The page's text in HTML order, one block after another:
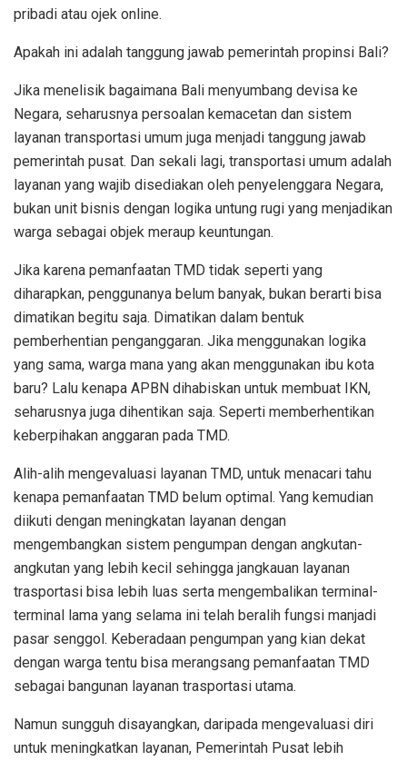
pribadi atau ojek online.
Apakah ini adalah tanggung jawab pemerintah propinsi Bali?
Jika menelisik bagaimana Bali menyumbang devisa ke
Negara, seharusnya persoalan kemacetan dan sistem
layanan transportasi umum juga menjadi tanggung jawab
pemerintah pusat. Dan sekali lagi, transportasi umum adalah
layanan yang wajib disediakan oleh penyelenggara Negara,
bukan unit bisnis dengan logika untung rugi yang menjadikan
warga sebagai objek meraup keuntungan.
Jika karena pemanfaatan TMD tidak seperti yang
diharapkan, penggunanya belum banyak, bukan berarti bisa
dimatikan begitu saja. Dimatikan dalam bentuk
pemberhentian penganggaran. Jika menggunakan logika
yang sama, warga mana yang akan menggunakan ibu kota
baru? Lalu kenapa APBN dihabiskan untuk membuat IKN,
seharusnya juga dihentikan saja. Seperti memberhentikan
keberpihakan anggaran pada TMD.
Alih-alih mengevaluasi layanan TMD, untuk menacari tahu
kenapa pemanfaatan TMD belum optimal. Yang kemudian
diikuti dengan meningkatan layanan dengan
mengembangkan sistem pengumpan dengan angkutan-
angkutan yang lebih kecil sehingga jangkauan layanan
trasportasi bisa lebih luas serta mengembalikan terminal-
terminal lama yang selama ini telah beralih fungsi manjadi
pasar senggol. Keberadaan pengumpan yang kian dekat
dengan warga tentu bisa merangsang pemanfaatan TMD
sebagai bangunan layanan trasportasi utama.
Namun sungguh disayangkan, daripada mengevaluasi diri
untuk meningkatkan layanan, Pemerintah Pusat lebih